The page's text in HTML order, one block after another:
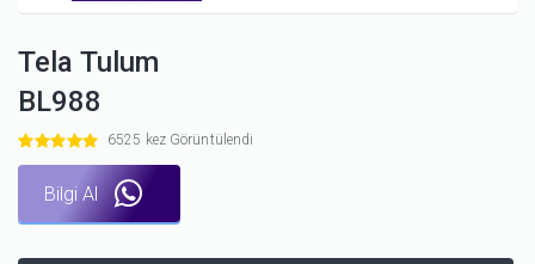
Tela Tulum
BL988
6525 kez Görüntülendi
Bilgi Al